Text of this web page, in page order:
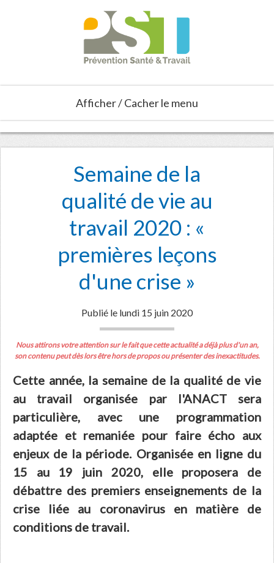
Afficher / Cacher le menu
Semaine de la
qualité de vie au
travail 2020 : «
premières leçons
d'une crise »
Publié le lundi 15 juin 2020
Nous attirons votre attention sur le fait que cette actualité a déjà plus d'un an,
son contenu peut dès lors être hors de propos ou présenter des inexactitudes.
Cette année, la semaine de la qualité de vie
au travail organisée par l'ANACT sera
particulière, avec une programmation
adaptée et remaniée pour faire écho aux
enjeux de la période. Organisée en ligne du
15 au 19 juin 2020, elle proposera de
débattre des premiers enseignements de la
crise liée au coronavirus en matière de
conditions de travail.